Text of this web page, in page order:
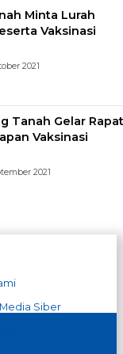
Minta Lurah
Vaksinasi
2021
Tanah Gelar Rapat
Vaksinasi
2021
Siber